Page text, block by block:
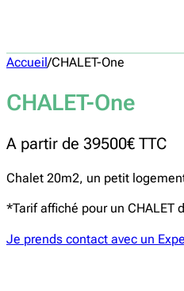
Accueil/CHALET-One
CHALET-One
A partir de 39500€ TTC
Chalet 20m2, un petit
*Tarif affiché pour un CHALET
Je prends contact avec un